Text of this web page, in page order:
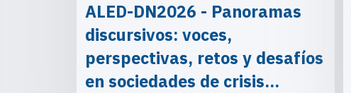
ALED-DN2026 - Panoramas
discursivos: voces,
perspectivas, retos y desafíos
en sociedades de crisis…